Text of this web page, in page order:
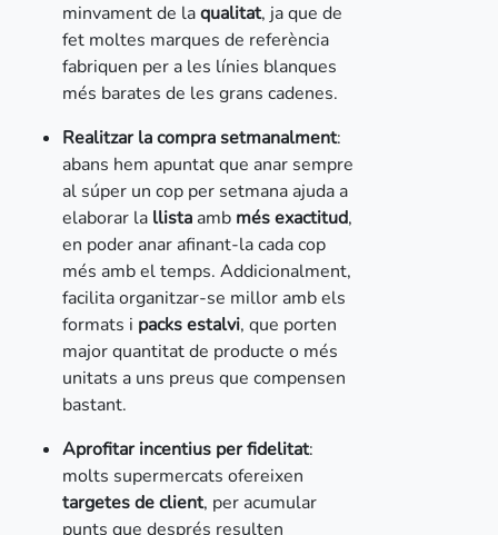
minvament de laqualitat, ja que de
fet moltes marques de referència
fabriquen per a les línies blanques
més barates de les grans cadenes.
Realitzar la compra setmanalment:
abans hem apuntat que anar sempre
al súper un cop per setmana ajuda a
elaborar la llista amb més exactitud,
en poder anar afinant-la cada cop
més amb el temps. Addicionalment,
facilita organitzar-se millor amb els
formats i packs estalvi, que porten
major quantitat de producte o més
unitats a uns preus que compensen
bastant.
Aprofitar incentius per fidelitat:
molts supermercats ofereixen
targetes de client, per acumular
punts que després resulten